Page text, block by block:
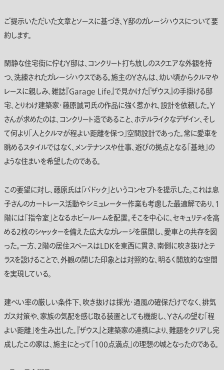
ご提示いただいた文章とソースに基づき、Y邸のガレージハウスについて要
約します。
閑静な住宅街に佇むY邸は、コンクリート打ち放しのスクエアな外観を持
つ、洗練されたガレージハウスである。施主のYさんは、幼い頃からクルマや
レースに親しみ、雑誌『Garage Life』で見かけた『ザウス』の手掛ける邸
宅、とりわけ建築家・藤原誠司氏の作品に強く惹かれ、設計を依頼した。Y
さんが求めたのは、コンクリート造であること、ホテルライクなデザイン、そし
て何より「人とクルマが程よい距離を保つ」空間設計であった。常に愛車を
眺めるスタイルではなく、メンテナンスや仕事、遊びの拠点となる「基地」の
ような住まいを希望したのである。
この要望に対し、藤原氏は「パドック」というコンセプトを提示した。これは息
子さんのカートレース活動やシミュレーター作業も考慮した最適解であり、1
階には「指令室」となるホビールームを配置。そこを中心に、セキュリティを高
める2枚のシャッターを備えた広大なガレージを展開し、愛車との共存を図
った。一方、2階の居住スペースはLDKを東西に貫き、南側に吹き抜けとテ
ラスを設けることで、外観の閉じた印象とは対照的な、明るく開放的な空間
を実現している。
建ぺい率の厳しい条件下、吹き抜けは採光・通風の確保だけでなく、排気
ガス対策や、家族の気配を感じ取る装置としても機能し、Yさんの望む「程
よい距離」を生み出した。『ザウス』と建築家の連携により、難題をクリアし完
成したこの家は、施主にとって「100点満点」の理想の城となったのである。